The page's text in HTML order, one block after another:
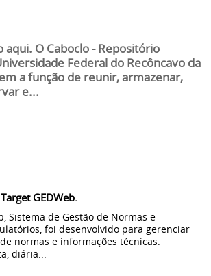
aqui. O Caboclo - Repositório
Federal do Recôncavo da
a função de reunir, armazenar,
e...
GEDWeb.
Sistema de Gestão de Normas e
foi desenvolvido para gerenciar
normas e informações técnicas.
diária...